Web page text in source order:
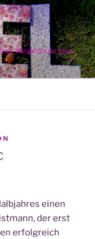
Realschule plus
einen
der erst
erfolg­reich